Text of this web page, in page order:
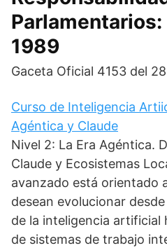
1989
Gaceta Oficial 4153 del
Curso de Inteligencia
Agéntica y Claude
Nivel 2: La Era Agéntica.
Claude y Ecosistemas
avanzado está orientado
desean evolucionar
de la inteligencia artificial
de sistemas de trabajo